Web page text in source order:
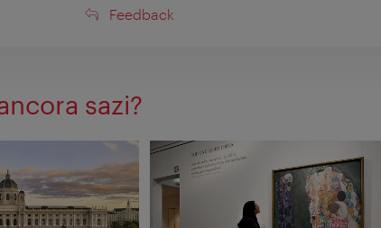
Feedback
Feedback
sazi?